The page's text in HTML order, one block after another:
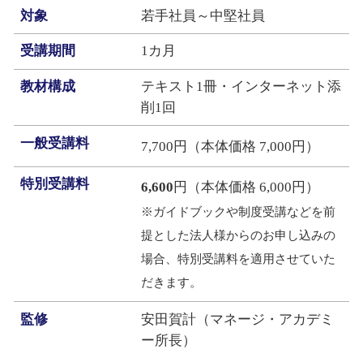
対象 若手社員～中堅社員
受講期間 1カ月
教材構成
テキスト1冊・インターネット添
削1回
一般受講料 7,700円（本体価格 7,000円）
特別受講料 6,600 円（本体価格 6,000円）
※ガイドブックや制度受講などを前
提とした法人様からのお申し込みの
場合、特別受講料を適用させていた
だきます。
監修
安田賀計（マネージ・アカデミ
ー所長）